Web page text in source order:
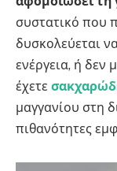
συστατικό που
δυσκολεύεται
ενέργεια, ή δεν
έχετε
μαγγανίου στη
πιθανότητες